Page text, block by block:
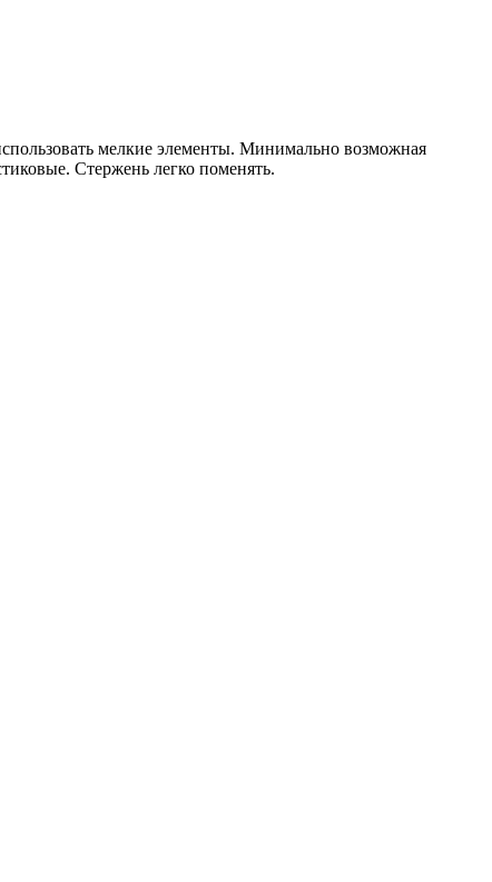
мелкие элементы. Минимально возможная
Стержень легко поменять.